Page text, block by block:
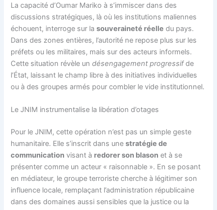
La capacité d’Oumar Mariko à s’immiscer dans des
discussions stratégiques, là où les institutions maliennes
échouent, interroge sur lasouveraineté réelle du pays.
Dans des zones entières, l’autorité ne repose plus sur les
préfets ou les militaires, mais sur des acteurs informels.
Cette situation révèle undésengagement progressifde
l’État, laissant le champ libre à des initiatives individuelles
ou à des groupes armés pour combler le vide institutionnel.
Le JNIM instrumentalise la libération d’otages
Pour le JNIM, cette opération n’est pas un simple geste
humanitaire. Elle s’inscrit dans unestratégie de
communication visant à redorer son blason et à se
présenter comme un acteur « raisonnable ». En se posant
en médiateur, le groupe terroriste cherche à légitimer son
influence locale, remplaçant l’administration républicaine
dans des domaines aussi sensibles que la justice ou la